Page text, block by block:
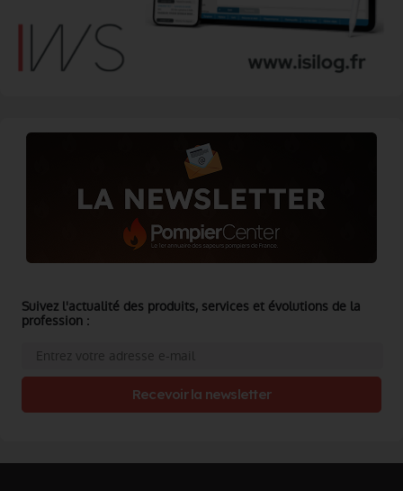
Suivez l'actualité des produits, services et évolutions de la
profession :
Recevoir la newsletter